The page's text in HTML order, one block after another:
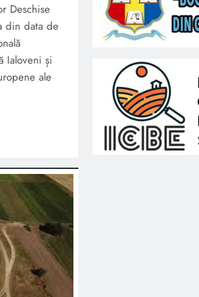
Deschise
din data de
Ialoveni și
ale